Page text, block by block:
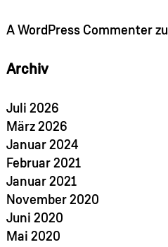
A WordPress Commenterzu
Archiv
Juli 2026
März 2026
Januar 2024
Februar 2021
Januar 2021
November 2020
Juni 2020
Mai 2020